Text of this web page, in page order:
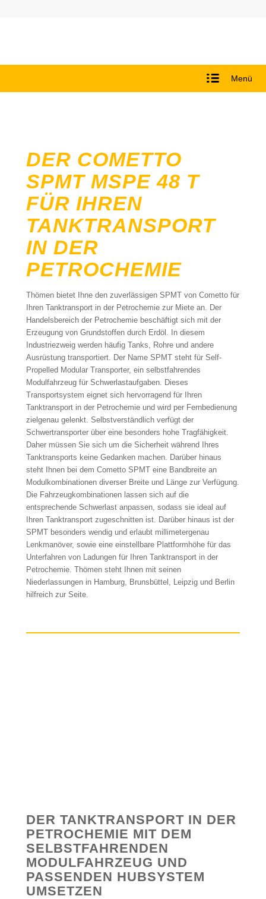
Menü
DER COMETTO
SPMT MSPE 48 T
FÜR IHREN
TANKTRANSPORT
IN DER
PETROCHEMIE
Thömen bietet Ihne den zuverlässigen SPMT von Cometto für
Ihren Tanktransport in der Petrochemie zur Miete an. Der
Handelsbereich der Petrochemie beschäftigt sich mit der
Erzeugung von Grundstoffen durch Erdöl. In diesem
Industriezweig werden häufig Tanks, Rohre und andere
Ausrüstung transportiert. Der Name SPMT steht für Self-
Propelled Modular Transporter, ein selbstfahrendes
Modulfahrzeug für Schwerlastaufgaben. Dieses
Transportsystem eignet sich hervorragend für Ihren
Tanktransport in der Petrochemie und wird per Fernbedienung
zielgenau gelenkt. Selbstverständlich verfügt der
Schwertransporter über eine besonders hohe Tragfähigkeit.
Daher müssen Sie sich um die Sicherheit während Ihres
Tanktransports keine Gedanken machen. Darüber hinaus
steht Ihnen bei dem Cometto SPMT eine Bandbreite an
Modulkombinationen diverser Breite und Länge zur Verfügung.
Die Fahrzeugkombinationen lassen sich auf die
entsprechende Schwerlast anpassen, sodass sie ideal auf
Ihren Tanktransport zugeschnitten ist. Darüber hinaus ist der
SPMT besonders wendig und erlaubt millimetergenau
Lenkmanöver, sowie eine einstellbare Plattformhöhe für das
Unterfahren von Ladungen für Ihren Tanktransport in der
Petrochemie. Thömen steht Ihnen mit seinen
Niederlassungen in Hamburg, Brunsbüttel, Leipzig und Berlin
hilfreich zur Seite.
DER TANKTRANSPORT IN DER
PETROCHEMIE MIT DEM
SELBSTFAHRENDEN
MODULFAHRZEUG UND
PASSENDEN HUBSYSTEM
UMSETZEN